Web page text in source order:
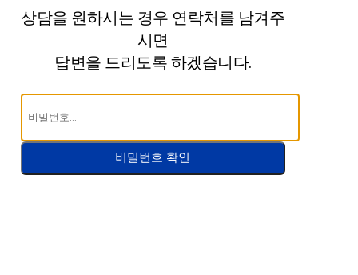
상담을 원하시는 경우 연락처를 남겨주
시면
답변을 드리도록 하겠습니다.
비밀번호 확인